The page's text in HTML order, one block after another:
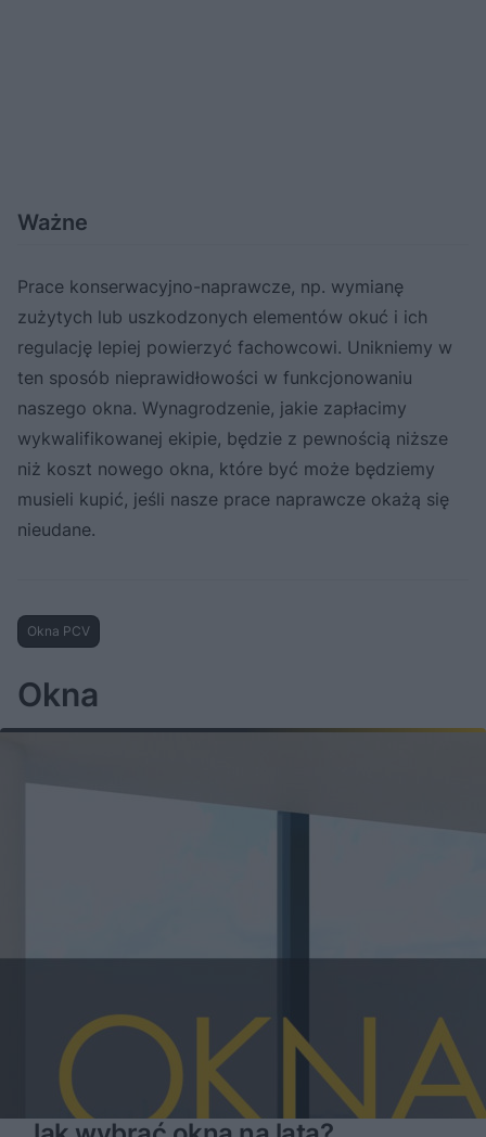
Ważne
Prace konserwacyjno-naprawcze, np. wymianę
zużytych lub uszkodzonych elementów okuć i ich
regulację lepiej powierzyć fachowcowi. Unikniemy w
ten sposób nieprawidłowości w funkcjonowaniu
naszego okna. Wynagrodzenie, jakie zapłacimy
wykwalifikowanej ekipie, będzie z pewnością niższe
niż koszt nowego okna, które być może będziemy
musieli kupić, jeśli nasze prace naprawcze okażą się
nieudane.
Okna PCV
Okna